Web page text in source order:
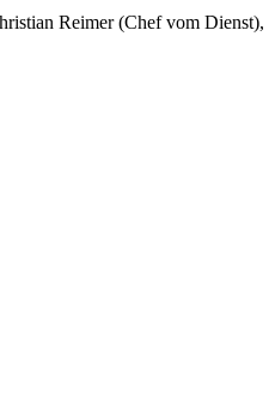
Reimer (Chef vom Dienst),